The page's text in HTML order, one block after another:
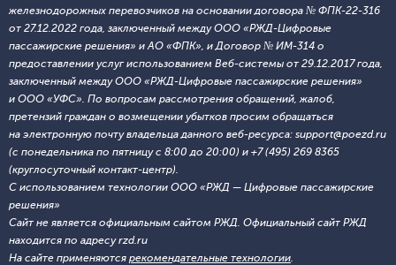
железнодорожных перевозчиков на основании договора № ФПК-22-316
от 27.12.2022 года, заключенный между ООО «РЖД-Цифровые
пассажирские решения» и АО «ФПК», и Договор № ИМ-314 о
предоставлении услуг использованием Веб-системы от 29.12.2017 года,
заключенный между ООО «РЖД-Цифровые пассажирские решения»
и ООО «УФС». По вопросам рассмотрения обращений, жалоб,
претензий граждан о возмещении убытков просим обращаться
на электронную почту владельца данного веб-ресурса: support@poezd.ru
(с понедельника по пятницу с 8:00 до 20:00) и +7 (495) 269 8365
(круглосуточный контакт-центр).
С использованием технологии ООО «РЖД — Цифровые пассажирские
решения»
Сайт не является официальным сайтом РЖД. Официальный сайт РЖД
находится по адресу rzd.ru
На сайте применяются рекомендательные технологии.